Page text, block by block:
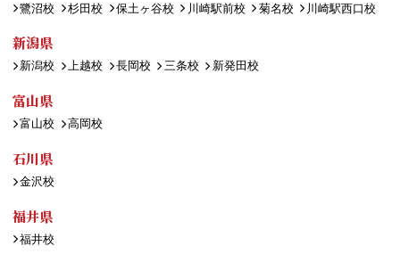
鷺沼校
杉田校 保土ヶ谷校 川崎駅前校 菊名校 川崎駅西口校
新潟県
新潟校 上越校 長岡校 三条校 新発田校
富山県
富山校 高岡校
石川県
金沢校
福井県
福井校